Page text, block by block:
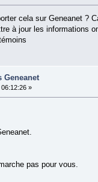
cela sur Geneanet ?
à jour les informations
Geneanet
»
pas pour vous.